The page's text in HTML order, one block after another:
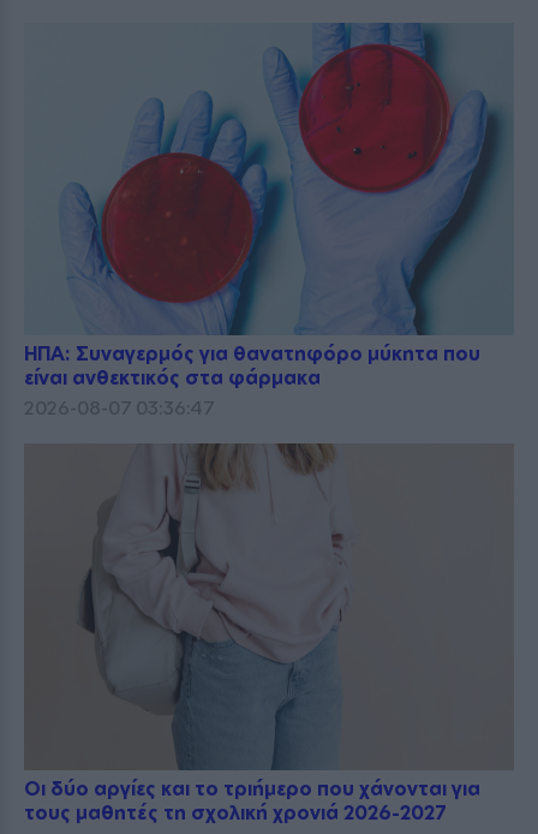
ΗΠΑ: Συναγερμός για θανατηφόρο μύκητα που
είναι ανθεκτικός στα φάρμακα
2026-08-07 03:36:47
Οι δύο αργίες και το τριήμερο που χάνονται για
τους μαθητές τη σχολική χρονιά 2026-2027